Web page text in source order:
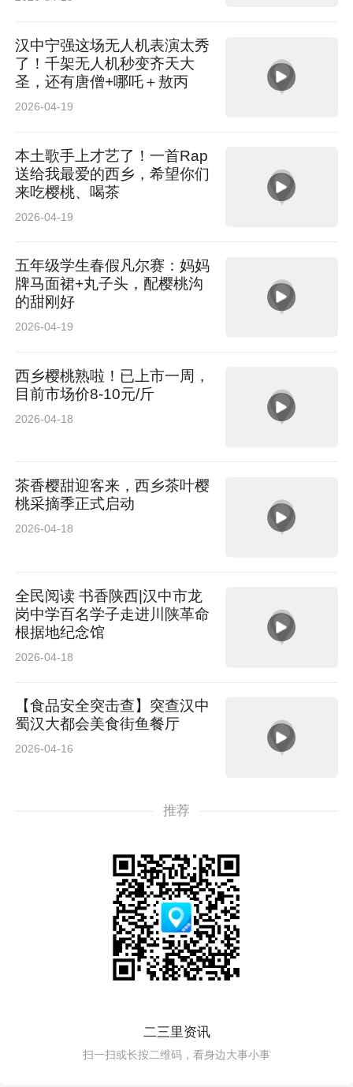
汉中宁强这场无人机表演太秀
了！千架无人机秒变齐天大
圣，还有唐僧+哪吒＋敖丙
2026-04-19
本土歌手上才艺了！一首Rap
送给我最爱的西乡，希望你们
来吃樱桃、喝茶
2026-04-19
五年级学生春假凡尔赛：妈妈
牌马面裙+丸子头，配樱桃沟
的甜刚好
2026-04-19
西乡樱桃熟啦！已上市一周，
目前市场价8-10元/斤
2026-04-18
茶香樱甜迎客来，西乡茶叶樱
桃采摘季正式启动
2026-04-18
全民阅读 书香陕西|汉中市龙
岗中学百名学子走进川陕革命
根据地纪念馆
2026-04-18
【食品安全突击查】突查汉中
蜀汉大都会美食街鱼餐厅
2026-04-16
推荐
二三里资讯
扫一扫或长按二维码，看身边大事小事